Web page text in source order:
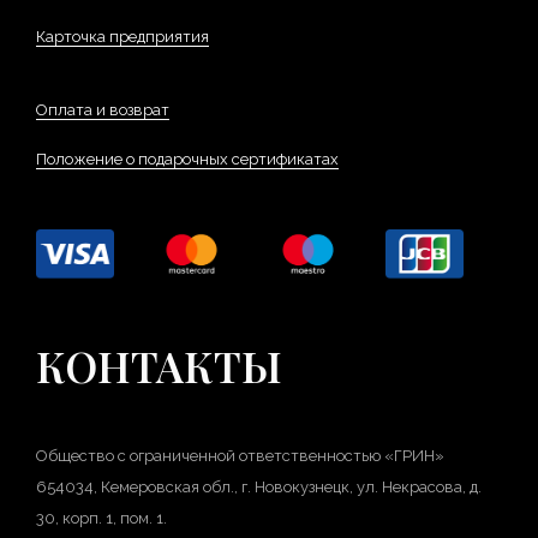
Карточка предприятия
Оплата и возврат
Положение о подарочных сертификатах
КОНТАКТЫ
Общество с ограниченной ответственностью «ГРИН»
654034, Кемеровская обл., г. Новокузнецк, ул. Некрасова, д.
30, корп. 1, пом. 1.